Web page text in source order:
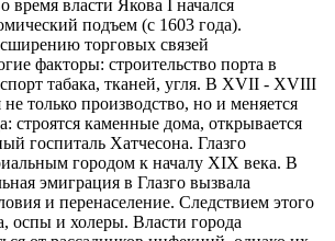
время власти Якова I начался
подъем (с 1603 года).
торговых связей
факторы: строительство порта в
табака, тканей, угля. В XVII - XVIII
только производство, но и меняется
строятся каменные дома, открывается
госпиталь Хатчесона. Глазго
городом к началу XIX века. В
эмиграция в Глазго вызвала
и перенаселение. Следствием этого
оспы и холеры. Власти города